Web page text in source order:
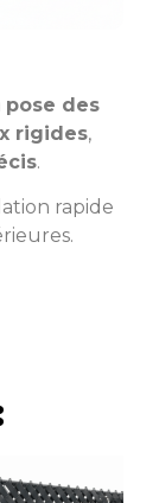
pose des
rigides,
.
rapide